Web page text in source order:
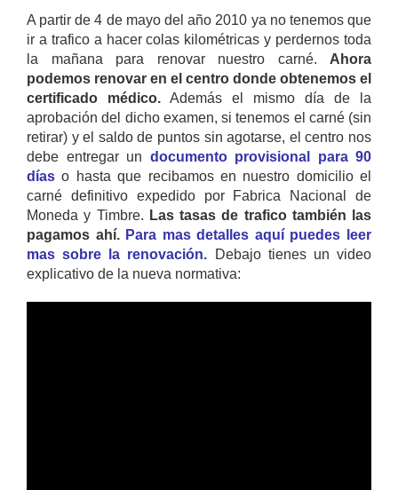
A partir de 4 de mayo del año 2010 ya no tenemos que
ir a trafico a hacer colas kilométricas y perdernos toda
la mañana para renovar nuestro carné. Ahora
podemos renovar en el centro donde obtenemos el
certificado médico. Además el mismo día de la
aprobación del dicho examen, si tenemos el carné (sin
retirar) y el saldo de puntos sin agotarse, el centro nos
debe entregar un documento provisional para 90
días o hasta que recibamos en nuestro domicilio el
carné definitivo expedido por Fabrica Nacional de
Moneda y Timbre. Las tasas de trafico también las
pagamos ahí. Para mas detalles aquí puedes leer
mas sobre la renovación. Debajo tienes un video
explicativo de la nueva normativa: